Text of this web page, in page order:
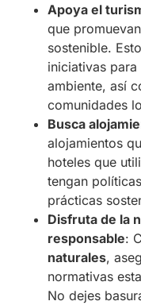
Apoya el
que
sostenible.
iniciativas
ambiente, así
comunidades
Busca
alojamientos
hoteles que
tengan
prácticas
Disfruta de la
responsable:
naturales,
normativas
No dejes